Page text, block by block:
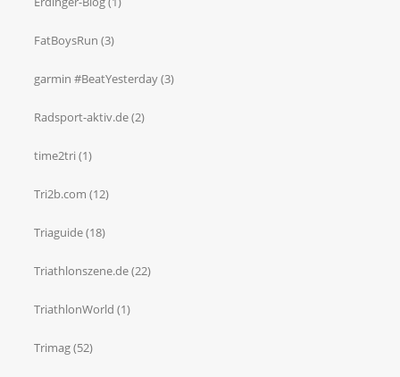
FatBoysRun (3)
garmin #BeatYesterday(3)
Radsport-aktiv.de(2)
time2tri (1)
Tri2b.com (12)
Triaguide(18)
Triathlonszene.de(22)
TriathlonWorld (1)
Trimag(52)